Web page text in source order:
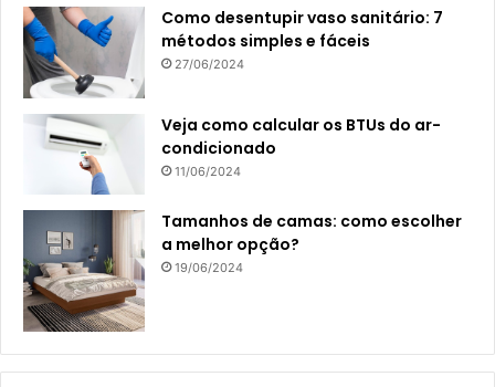
Como desentupir vaso sanitário: 7
métodos simples e fáceis
27/06/2024
Veja como calcular os BTUs do ar-
condicionado
11/06/2024
Tamanhos de camas: como escolher
a melhor opção?
19/06/2024